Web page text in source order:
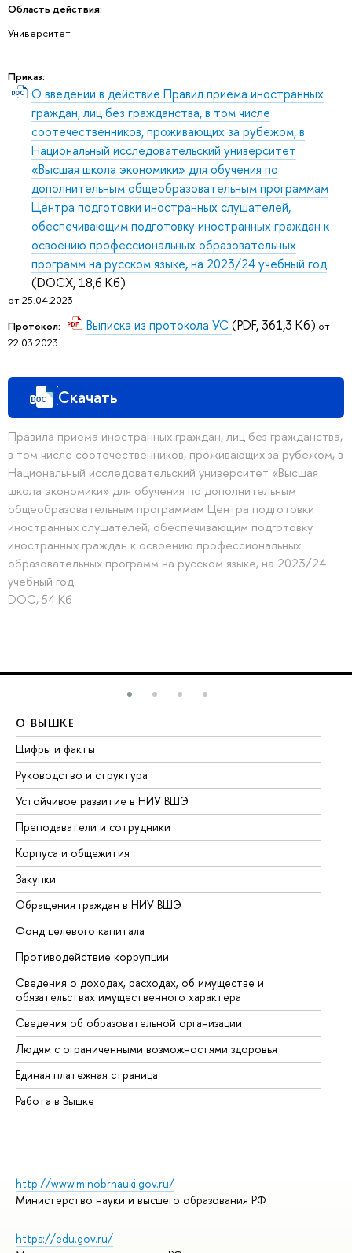
Область действия:
Университет
Приказ:
О введении в действие Правил приема иностранных
граждан, лиц без гражданства, в том числе
соотечественников, проживающих за рубежом, в
Национальный исследовательский университет
«Высшая школа экономики» для обучения по
дополнительным общеобразовательным программам
Центра подготовки иностранных слушателей,
обеспечивающим подготовку иностранных граждан к
освоению профессиональных образовательных
программ на русском языке, на 2023/24 учебный год
(DOCX, 18,6 Кб)
от 25.04.2023
Протокол:
Выписка из протокола УС(PDF, 361,3 Кб) от
22.03.2023
Скачать
Правила приема иностранных граждан, лиц без гражданства,
в том числе соотечественников, проживающих за рубежом, в
Национальный исследовательский университет «Высшая
школа экономики» для обучения по дополнительным
общеобразовательным программам Центра подготовки
иностранных слушателей, обеспечивающим подготовку
иностранных граждан к освоению профессиональных
образовательных программ на русском языке, на 2023/24
учебный год
DOC, 54 Кб
О ВЫШКЕ
Цифры и факты
Руководство и структура
Устойчивое развитие в НИУ ВШЭ
Преподаватели и сотрудники
Корпуса и общежития
Закупки
Обращения граждан в НИУ ВШЭ
Фонд целевого капитала
Противодействие коррупции
Сведения о доходах, расходах, об имуществе и
обязательствах имущественного характера
Сведения об образовательной организации
Людям с ограниченными возможностями здоровья
Единая платежная страница
Работа в Вышке
http://www.minobrnauki.gov.ru/
Министерство науки и высшего образования РФ
https://edu.gov.ru/